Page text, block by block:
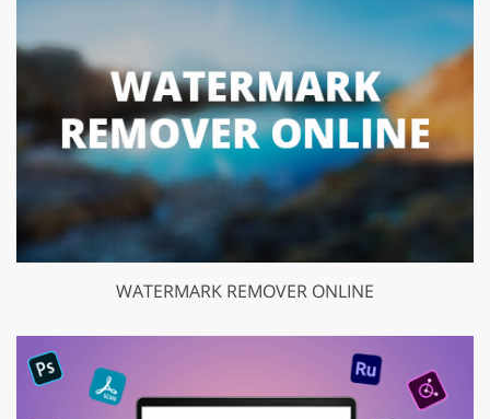
WATERMARK REMOVER ONLINE